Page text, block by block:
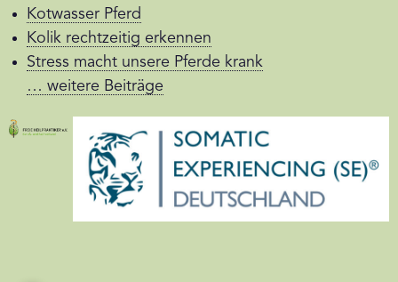
Kotwasser Pferd
Kolik rechtzeitig erkennen
Stress macht unsere Pferde krank
… weitere Beiträge